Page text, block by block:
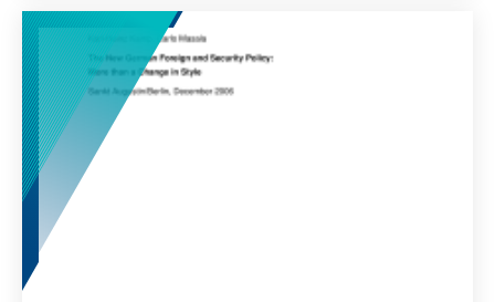
Die Konrad-Adenauer-Stiftung stellt mit
diesem Arbeitspapier der früheren
saarländischen Sozialministerin Regina
Görner, heute Vorstandsmitglied der IG
Metall, einen Modellversuch zur Förderung
haushaltsnaher Dienstleistungen im Saarland
zur Diskussion.